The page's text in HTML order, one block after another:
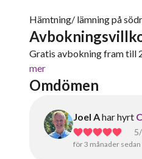
Hämtning/ lämning på
Gratis avbokning fram till
mer
Omdömen
Joel Ahar hyrt
5
för 3 månader sedan